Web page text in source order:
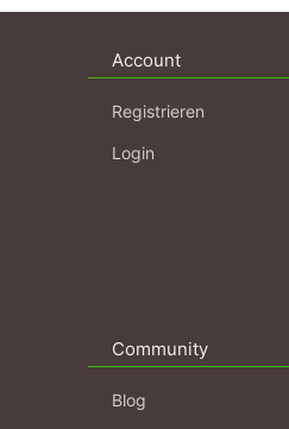
Account
Registrieren
Login
Community
Blog